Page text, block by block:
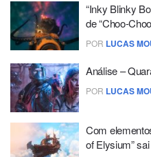
“Inky Blinky
de “Choo-
POR LUCAS
Análise –
POR LUCAS
Com
of Elysium”